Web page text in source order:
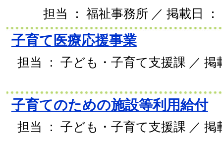
担当 ： 福祉事務所 ／ 掲載日 ：
子育て医療応援事業
担当 ： 子ども・子育て支援課 ／ 掲
子育てのための施設等利用給付
担当 ： 子ども・子育て支援課 ／ 掲